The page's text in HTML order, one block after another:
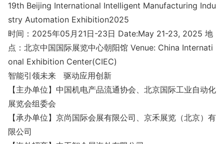
19th Beijing International Intelligent Manufacturing Indu
stry Automation Exhibition2025
时间：2025年05月21日-23日 Date:May 21-23, 2025 地
点：北京中国国际展览中心朝阳馆 Venue: China Internati
onal Exhibition Center(CIEC)
智能引领未来 驱动应用创新
【主办单位】中国机电产品流通协会、北京国际工业自动化
展览会组委会
【承办单位】京尚国际会展有限公司、京禾展览（北京）有
限公司